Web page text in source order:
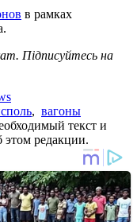
в рамках
Підписуйтесь на
, вагоны
текст и
редакции.